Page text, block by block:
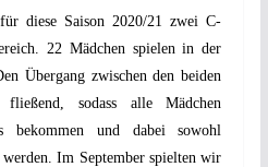
diese Saison 2020/21 zwei C-
22 Mädchen spielen in der
Übergang zwischen den beiden
sodass alle Mädchen
bekommen und dabei sowohl
Im September spielten wir